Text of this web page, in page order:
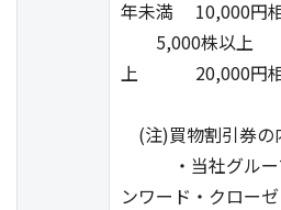
年未満 10,000円
5,000株
上 20,000円
(注)買物割引券の
・当社グループ
ンワード・クロー